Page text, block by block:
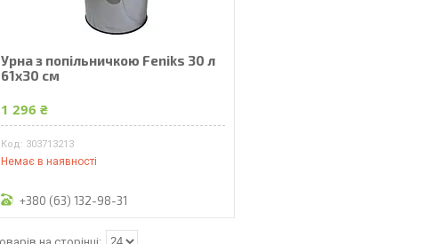
Урна з попільничкою Feniks 30 л
61x30 см
1 296 ₴
303713213
Немає в наявності
+380 (63) 132-98-31